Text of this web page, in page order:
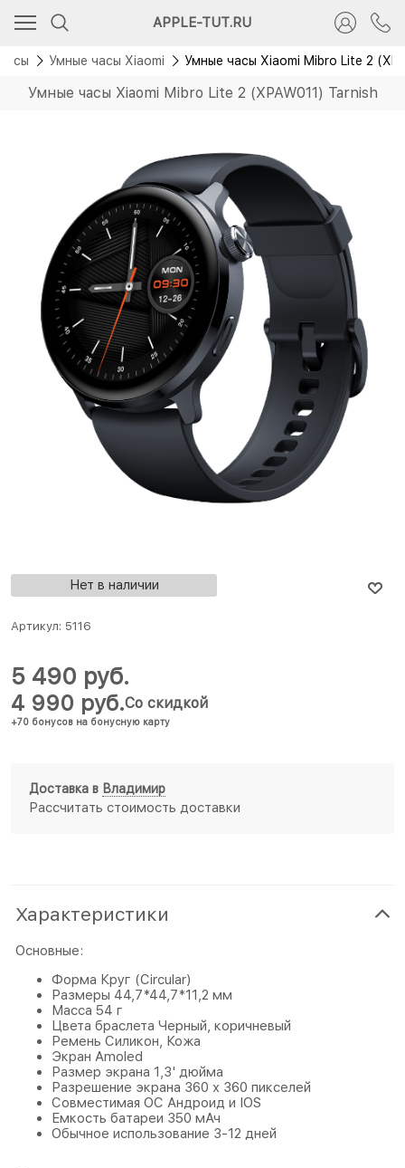
APPLE-TUT.RU
Умные часы Xiaomi Умные часы Xiaomi Mibro Lite 2
Умные часы Xiaomi Mibro Lite 2 (XPAW011) Tarnish
Нет в наличии
Артикул: 5116
4 990 руб.
+70 бонусов на бонусную карту
Со скидкой
5 490 руб.
Доставка в Владимир
Рассчитать стоимость доставки
Характеристики
Основные:
Форма Круг (Circular)
Размеры 44,7*44,7*11,2 мм
Масса 54 г
Цвета браслета Черный, коричневый
Ремень Силикон, Кожа
Экран Amoled
Размер экрана 1,3' дюйма
Разрешение экрана 360 х 360 пикселей
Совместимая ОС Андроид и IOS
Емкость батареи 350 мАч
Обычное использование 3-12 дней